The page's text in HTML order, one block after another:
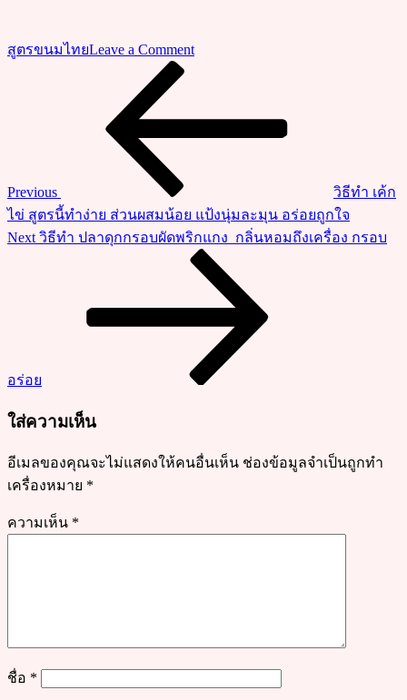
สูตรขนมไทยLeave a Commenton
ทำ
ง่าย
หอม
หวาน
หนึบ
Previous
วิธีทำ เค้ก
ไข่ สูตรนี้ทำง่าย ส่วนผสมน้อย แป้งนุ่มละมุน อร่อยถูกใจ
Next
Post
Next วิธีทำ ปลาดุกกรอบผัดพริกแกง กลิ่นหอมถึงเครื่อง กรอบ
อร่อย
ใส่ความเห็น
อีเมลของคุณจะไม่แสดงให้คนอื่นเห็น ช่องข้อมูลจำเป็นถูกทำ
เครื่องหมาย *
ความเห็น *
ชื่อ *